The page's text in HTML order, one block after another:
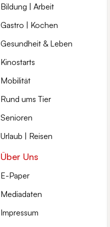
Bildung | Arbeit
Gastro | Kochen
Gesundheit & Leben
Kinostarts
Mobilität
Rund ums Tier
Senioren
Urlaub | Reisen
Über Uns
E-Paper
Mediadaten
Impressum